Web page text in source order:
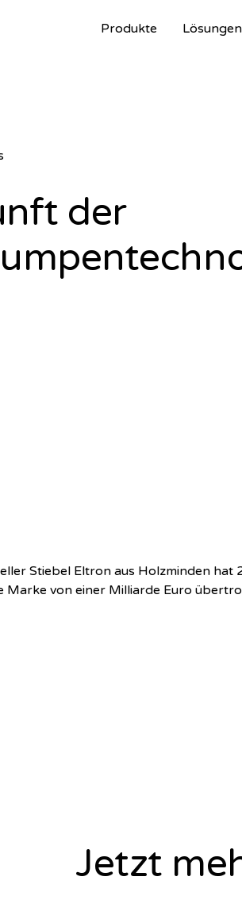
Produkte Lösungen
der
Stiebel Eltron aus Holzminden hat
Marke von einer Milliarde Euro
Jetzt